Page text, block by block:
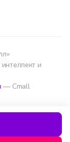
и
— Cmall